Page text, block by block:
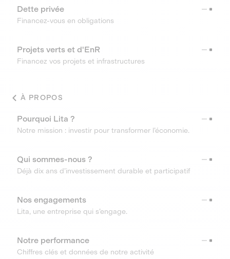
Dette privée
Financez-vous en obligations
Projets verts et d'EnR
Financez vos projets et infrastructures
À PROPOS
Pourquoi Lita ?
Notre mission : investir pour transformer l’économie.
Qui sommes-nous ?
Déjà dix ans d’investissement durable et participatif
Nos engagements
Lita, une entreprise qui s’engage.
Notre performance
Chiffres clés et données de notre activité